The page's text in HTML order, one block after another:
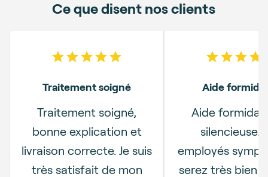
Ce que disent nos clients
5 out of 5 stars
Traitement soigné
Traitement soigné,
bonne explication et
livraison correcte. Je suis
très satisfait de mon
5 out
Aide
Aide
silencieuse.
employés
serez très bien